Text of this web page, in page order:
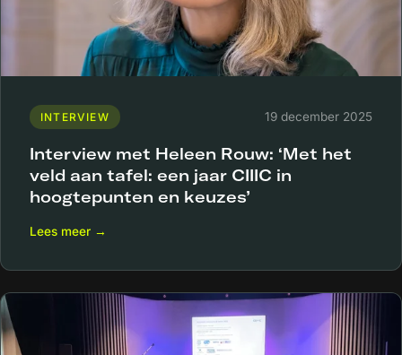
INTERVIEW 19 december 2025
Interview met Heleen Rouw: ‘Met het
veld aan tafel: een jaar CIIIC in
hoogtepunten en keuzes’
Lees meer →